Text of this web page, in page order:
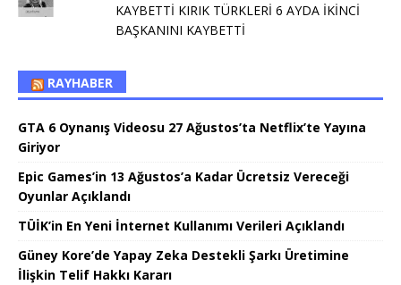
KAYBETTİ KIRIK TÜRKLERİ 6 AYDA İKİNCİ
BAŞKANINI KAYBETTİ
RAYHABER
GTA 6 Oynanış Videosu 27 Ağustos’ta Netflix’te Yayına
Giriyor
Epic Games’in 13 Ağustos’a Kadar Ücretsiz Vereceği
Oyunlar Açıklandı
TÜİK’in En Yeni İnternet Kullanımı Verileri Açıklandı
Güney Kore’de Yapay Zeka Destekli Şarkı Üretimine
İlişkin Telif Hakkı Kararı